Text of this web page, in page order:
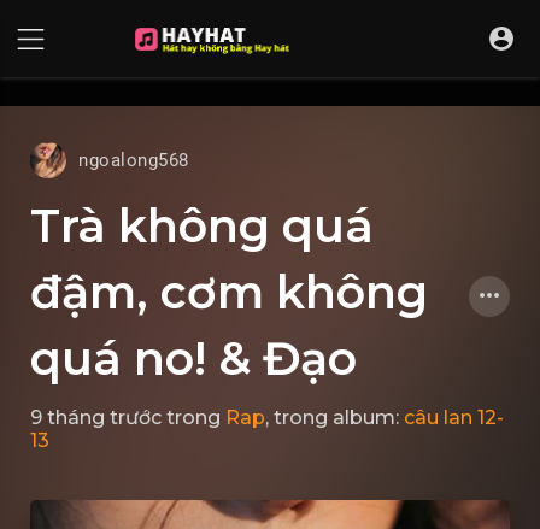
ngoalong568
Trà không quá
đậm, cơm không
quá no! & Đạo
9 tháng trước trong Rap, trong album: câu lan 12-
13